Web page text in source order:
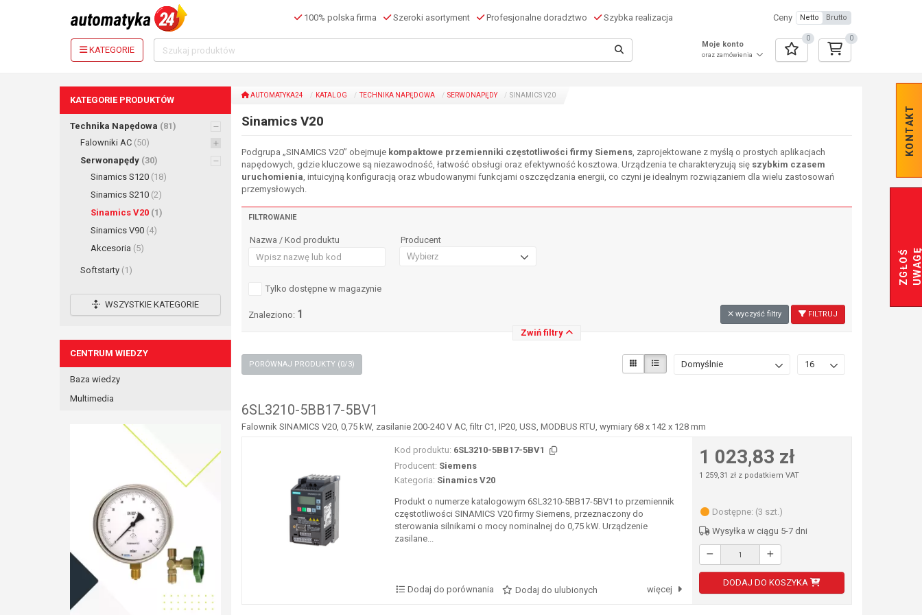
100% polska firma Szeroki asortyment Profesjonalne doradztwo Szybka realizacja Ceny Netto Brutto
KATEGORIE
Moje konto
oraz zamówienia
0 0
KONTAKT
Z
G
Ł
O
Ś
U
W
A
GĘ
KATEGORIE PRODUKTÓW
Technika Napędowa (81)
Falowniki AC (50)
Serwonapędy (30)
Sinamics S120 (18)
Sinamics S210 (2)
Sinamics V20 (1)
Sinamics V90 (4)
Akcesoria (5)
Softstarty (1)
WSZYSTKIE KATEGORIE
CENTRUM WIEDZY
Baza wiedzy
Multimedia
AUTOMATYKA24 KATALOG TECHNIKA NAPĘDOWA SERWONAPĘDY SINAMICS V20
Sinamics V20
Podgrupa „SINAMICS V20” obejmuje kompaktowe przemienniki częstotliwości firmy Siemens, zaprojektowane z myślą o prostych aplikacjach
napędowych, gdzie kluczowe są niezawodność, łatwość obsługi oraz efektywność kosztowa. Urządzenia te charakteryzują się szybkim czasem
uruchomienia, intuicyjną konfiguracją oraz wbudowanymi funkcjami oszczędzania energii, co czyni je idealnym rozwiązaniem dla wielu zastosowań
przemysłowych.
FILTROWANIE
Nazwa / Kod produktu Producent
Tylko dostępne w magazynie
Znaleziono: 1 wyczyść filtry FILTRUJ
Zwiń filtry
PORÓWNAJ PRODUKTY (0/3) Domyślnie 16
6SL3210-5BB17-5BV1
Falownik SINAMICS V20, 0,75 kW, zasilanie 200-240 V AC, filtr C1, IP20, USS, MODBUS RTU, wymiary 68 x 142 x 128 mm
Kod produktu: 6SL3210-5BB17-5BV1
Producent: Siemens
Kategoria: Sinamics V20
Produkt o numerze katalogowym 6SL3210-5BB17-5BV1 to przemiennik
częstotliwości SINAMICS V20 firmy Siemens, przeznaczony do
sterowania silnikami o mocy nominalnej do 0,75 kW. Urządzenie
zasilane...
Dodaj do porównania Dodaj do ulubionych więcej
1 023,83 zł
1 259,31 zł z podatkiem VAT
Dostępne: (3 szt.)
Wysyłka w ciągu 5-7 dni
DODAJ DO KOSZYKA